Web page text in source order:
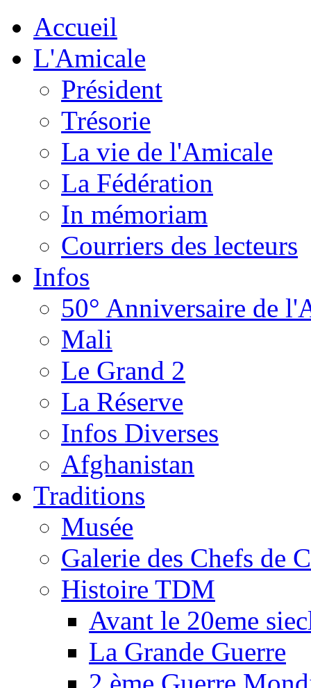
Accueil
L'Amicale
Président
Trésorie
La vie de l'Amicale
La Fédération
In mémoriam
Courriers des lecteurs
Infos
50° Anniversaire de
Mali
Le Grand 2
La Réserve
Infos Diverses
Afghanistan
Traditions
Musée
Galerie des Chefs de
Histoire TDM
Avant le 20eme
La Grande Guerre